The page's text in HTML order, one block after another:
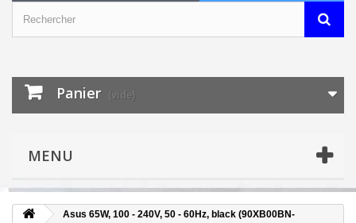
Panier (vide)
MENU
Asus 65W, 100 - 240V, 50 - 60Hz, black (90XB00BN-